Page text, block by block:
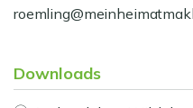
Downloads